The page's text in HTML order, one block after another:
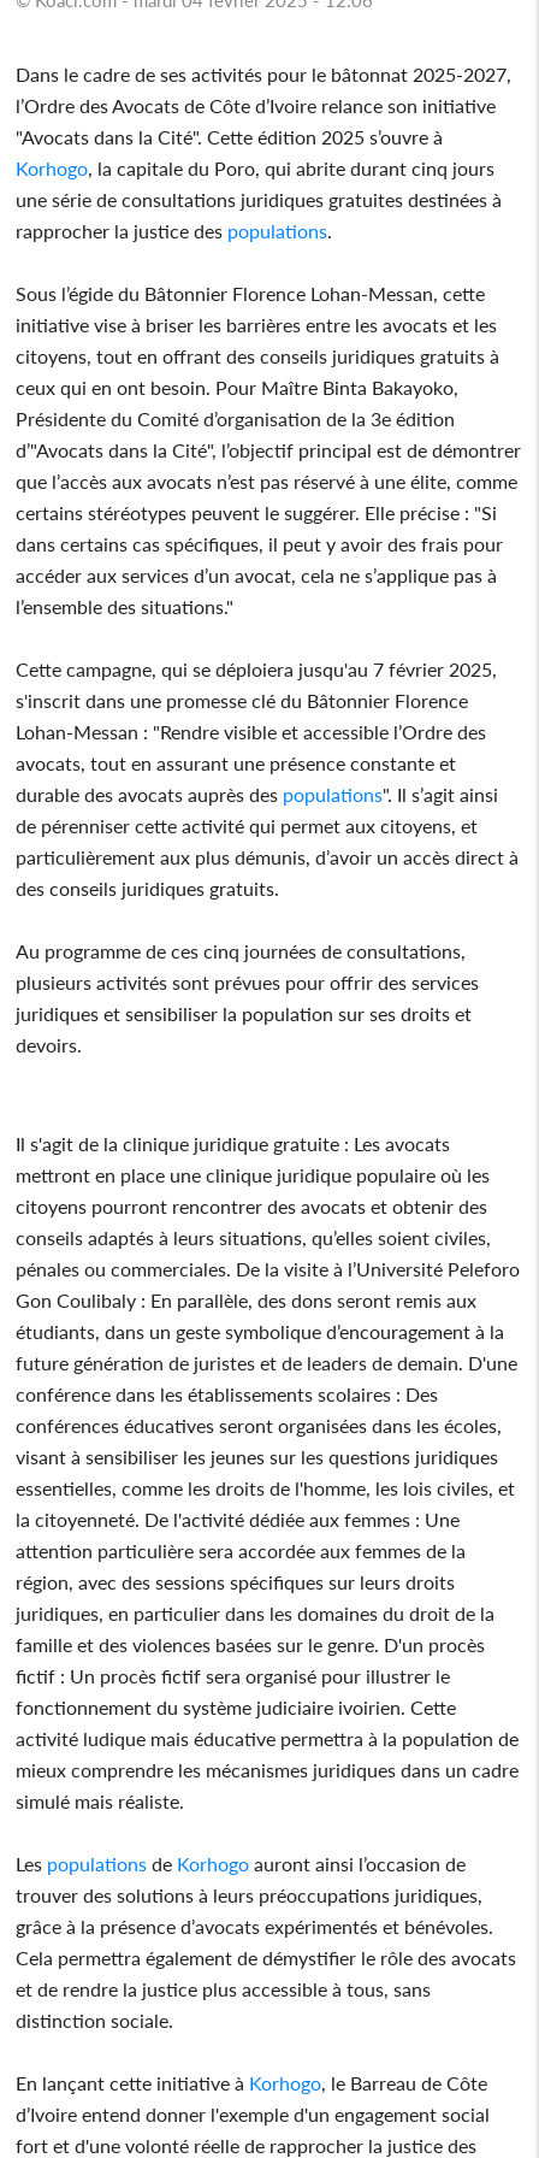
Dans le cadre de ses activités pour le bâtonnat 2025-2027,
l’Ordre des Avocats de Côte d’Ivoire relance son initiative
"Avocats dans la Cité". Cette édition 2025 s’ouvre à
Korhogo , la capitale du Poro, qui abrite durant cinq jours
une série de consultations juridiques gratuites destinées à
rapprocher la justice des populations
Sous l’égide du Bâtonnier Florence Lohan-Messan, cette
initiative vise à briser les barrières entre les avocats et les
citoyens, tout en offrant des conseils juridiques gratuits à
ceux qui en ont besoin. Pour Maître Binta Bakayoko,
Présidente du Comité d’organisation de la 3e édition
d’"Avocats dans la Cité", l’objectif principal est de démontrer
que l’accès aux avocats n’est pas réservé à une élite, comme
certains stéréotypes peuvent le suggérer. Elle précise : "Si
dans certains cas spécifiques, il peut y avoir des frais pour
accéder aux services d’un avocat, cela ne s’applique pas à
l’ensemble des situations."
Cette campagne, qui se déploiera jusqu'au 7 février 2025,
s'inscrit dans une promesse clé du Bâtonnier Florence
Lohan-Messan : "Rendre visible et accessible l’Ordre des
avocats, tout en assurant une présence constante et
durable des avocats auprès des populations". Il s’agit ainsi
de pérenniser cette activité qui permet aux citoyens, et
particulièrement aux plus démunis, d’avoir un accès direct à
des conseils juridiques gratuits.
Au programme de ces cinq journées de consultations,
plusieurs activités sont prévues pour offrir des services
juridiques et sensibiliser la population sur ses droits et
devoirs.
Il s'agit de la clinique juridique gratuite : Les avocats
mettront en place une clinique juridique populaire où les
citoyens pourront rencontrer des avocats et obtenir des
conseils adaptés à leurs situations, qu’elles soient civiles,
pénales ou commerciales. De la visite à l’Université Peleforo
Gon Coulibaly : En parallèle, des dons seront remis aux
étudiants, dans un geste symbolique d’encouragement à la
future génération de juristes et de leaders de demain. D'une
conférence dans les établissements scolaires : Des
conférences éducatives seront organisées dans les écoles,
visant à sensibiliser les jeunes sur les questions juridiques
essentielles, comme les droits de l'homme, les lois civiles, et
la citoyenneté. De l'activité dédiée aux femmes : Une
attention particulière sera accordée aux femmes de la
région, avec des sessions spécifiques sur leurs droits
juridiques, en particulier dans les domaines du droit de la
famille et des violences basées sur le genre. D'un procès
fictif : Un procès fictif sera organisé pour illustrer le
fonctionnement du système judiciaire ivoirien. Cette
activité ludique mais éducative permettra à la population de
mieux comprendre les mécanismes juridiques dans un cadre
simulé mais réaliste.
Les populations de Korhogo auront ainsi l’occasion de
trouver des solutions à leurs préoccupations juridiques,
grâce à la présence d’avocats expérimentés et bénévoles.
Cela permettra également de démystifier le rôle des avocats
et de rendre la justice plus accessible à tous, sans
distinction sociale.
En lançant cette initiative à Korhogo , le Barreau de Côte
d’Ivoire entend donner l'exemple d'un engagement social
fort et d'une volonté réelle de rapprocher la justice des